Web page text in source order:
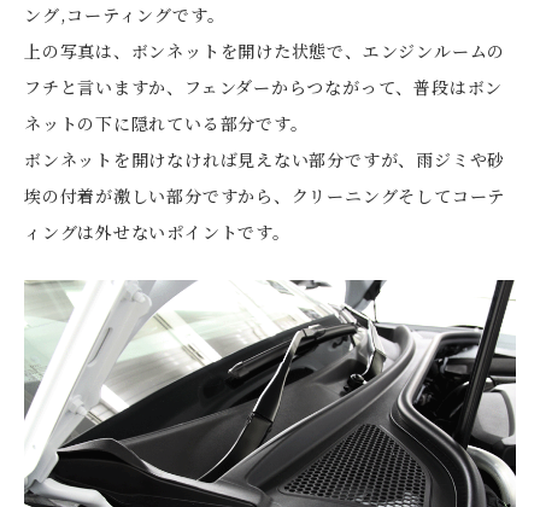
ング,コーティングです。
上の写真は、ボンネットを開けた状態で、エンジンルームの
フチと言いますか、フェンダーからつながって、普段はボン
ネットの下に隠れている部分です。
ボンネットを開けなければ見えない部分ですが、雨ジミや砂
埃の付着が激しい部分ですから、クリーニングそしてコーテ
ィングは外せないポイントです。